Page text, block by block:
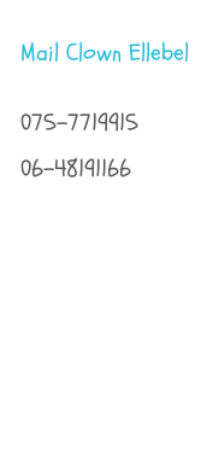
Mail Clown Ellebel
075-7719915
06-48191166